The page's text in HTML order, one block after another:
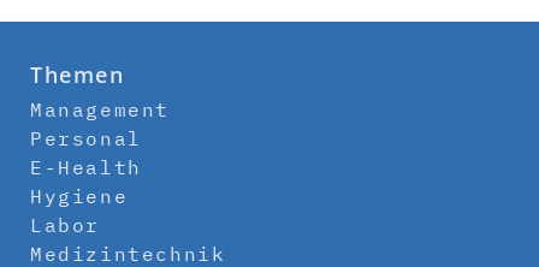
Themen
Management
Personal
E-Health
Hygiene
Labor
Medizintechnik